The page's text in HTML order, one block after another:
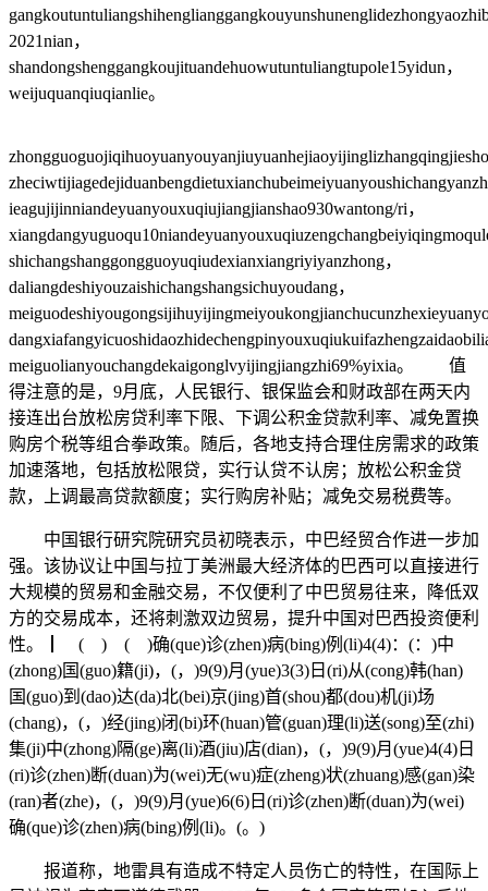
2021nian，
shandongshenggangkoujituandehuowutuntuliangtupole15yidun，
weijuquanqiuqianlie。
ieagujijinniandeyuanyouxuqiujiangjianshao930wantong/ri，
shichangshanggongguoyuqiudexianxiangriyiyanzhong，
daliangdeshiyouzaishichangshangsichuyoudang，
meiguolianyouchangdekaigonglvyijingjiangzhi69%yixia。 值
得注意的是，9月底，人民银行、银保监会和财政部在两天内
接连出台放松房贷利率下限、下调公积金贷款利率、减免置换
购房个税等组合拳政策。随后，各地支持合理住房需求的政策
加速落地，包括放松限贷，实行认贷不认房；放松公积金贷
款，上调最高贷款额度；实行购房补贴；减免交易税费等。
中国银行研究院研究员初晓表示，中巴经贸合作进一步加
强。该协议让中国与拉丁美洲最大经济体的巴西可以直接进行
大规模的贸易和金融交易，不仅便利了中巴贸易往来，降低双
方的交易成本，还将刺激双边贸易，提升中国对巴西投资便利
性。┃ ( ) ( )确(que)诊(zhen)病(bing)例(li)4(4)：(：)中
(zhong)国(guo)籍(ji)，(，)9(9)月(yue)3(3)日(ri)从(cong)韩(han)
国(guo)到(dao)达(da)北(bei)京(jing)首(shou)都(dou)机(ji)场
(chang)，(，)经(jing)闭(bi)环(huan)管(guan)理(li)送(song)至(zhi)
集(ji)中(zhong)隔(ge)离(li)酒(jiu)店(dian)，(，)9(9)月(yue)4(4)日
(ri)诊(zhen)断(duan)为(wei)无(wu)症(zheng)状(zhuang)感(gan)染
(ran)者(zhe)，(，)9(9)月(yue)6(6)日(ri)诊(zhen)断(duan)为(wei)
确(que)诊(zhen)病(bing)例(li)。(。)
报道称，地雷具有造成不特定人员伤亡的特性，在国际上